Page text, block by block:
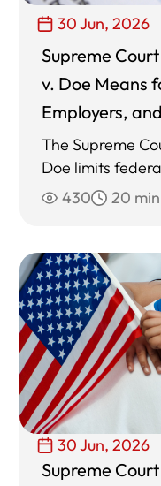
30 Jun, 2026
Supreme
v. Doe Means
Employers,
The Supreme
Doe limits
430
20 min
30 Jun, 2026
Supreme Court